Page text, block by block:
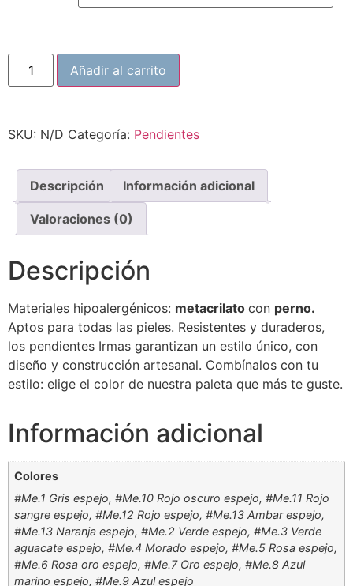
Añadir al carrito
SKU: N/D Categoría: Pendientes
Descripción Información adicional
Valoraciones (0)
Descripción
Materiales hipoalergénicos: metacrilato con perno.
Aptos para todas las pieles. Resistentes y duraderos,
los pendientes Irmas garantizan un estilo único, con
diseño y construcción artesanal. Combínalos con tu
estilo: elige el color de nuestra paleta que más te guste.
Información adicional
Colores
#Me.1 Gris espejo, #Me.10 Rojo oscuro espejo, #Me.11 Rojo
sangre espejo, #Me.12 Rojo espejo, #Me.13 Ambar espejo,
#Me.13 Naranja espejo, #Me.2 Verde espejo, #Me.3 Verde
aguacate espejo, #Me.4 Morado espejo, #Me.5 Rosa espejo,
#Me.6 Rosa oro espejo, #Me.7 Oro espejo, #Me.8 Azul
marino espejo, #Me.9 Azul espejo